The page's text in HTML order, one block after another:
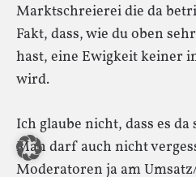
Marktschreierei die da
Fakt, dass, wie du oben
hast, eine Ewigkeit keiner
wird.
Ich glaube nicht, dass es
Man darf auch nicht
Moderatoren ja am